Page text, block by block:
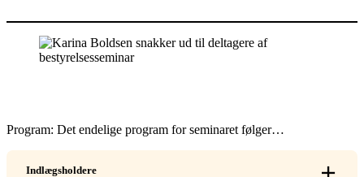
Program: Det endelige program for seminaret følger…
Indlægsholdere